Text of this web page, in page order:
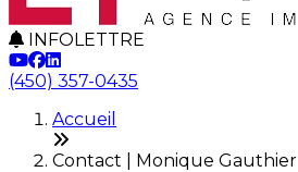
INFOLETTRE
(450) 357-0435
Accueil
Contact | Monique Gauthier